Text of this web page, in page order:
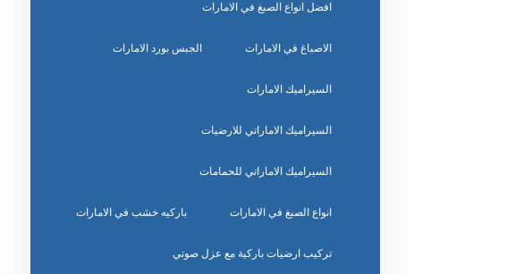
افضل انواع الصبغ في الامارات
الاصباغ في الامارات الجبس بورد الامارات
السيراميك الامارات
السيراميك الاماراتي للارضيات
السيراميك الاماراتي للحمامات
انواع الصبغ في الامارات باركيه خشب في الامارات
تركيب ارضيات باركية مع عزل صوتي